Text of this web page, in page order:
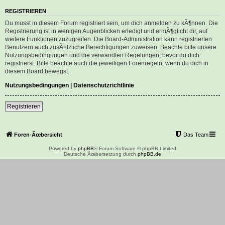
REGISTRIEREN
Du musst in diesem Forum registriert sein, um dich anmelden zu kÃ¶nnen. Die
Registrierung ist in wenigen Augenblicken erledigt und ermÃ¶glicht dir, auf
weitere Funktionen zuzugreifen. Die Board-Administration kann registrierten
Benutzern auch zusÃ¤tzliche Berechtigungen zuweisen. Beachte bitte unsere
Nutzungsbedingungen und die verwandten Regelungen, bevor du dich
registrierst. Bitte beachte auch die jeweiligen Forenregeln, wenn du dich in
diesem Board bewegst.
Nutzungsbedingungen | Datenschutzrichtlinie
Registrieren
Foren-Ãœbersicht Das Team
Powered by phpBB® Forum Software © phpBB Limited
Deutsche Ãœbersetzung durch phpBB.de